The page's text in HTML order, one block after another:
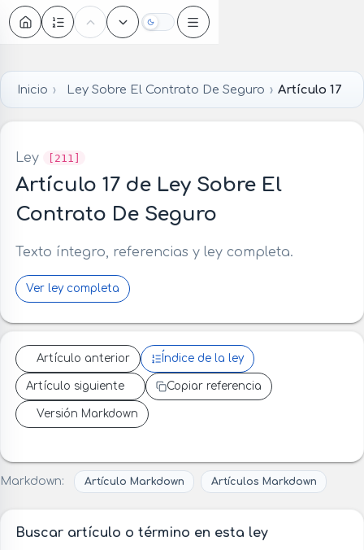
Oscuro
Inicio Ley Sobre El Contrato De Seguro Artículo 17
Ley [211]
Artículo 17 de Ley Sobre El
Contrato De Seguro
Texto íntegro, referencias y ley completa.
Ver ley completa
Artículo anterior Índice de la ley
Artículo siguiente Copiar referencia
Versión Markdown
Markdown: Artículo Markdown Artículos Markdown
Buscar artículo o término en esta ley